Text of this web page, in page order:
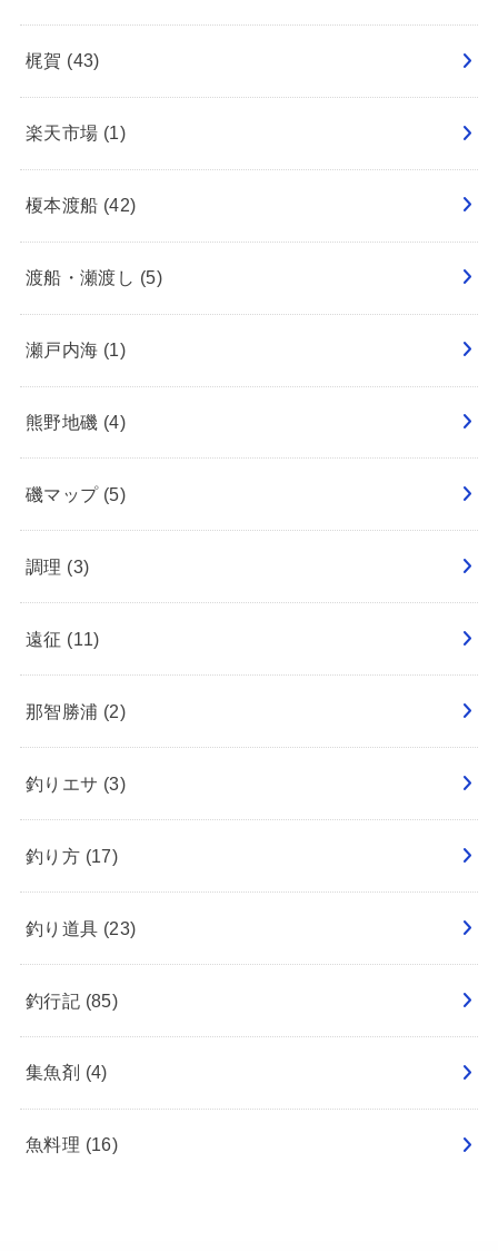
梶賀 (43)
楽天市場 (1)
榎本渡船 (42)
渡船・瀬渡し (5)
瀬戸内海 (1)
熊野地磯 (4)
磯マップ (5)
調理 (3)
遠征 (11)
那智勝浦 (2)
釣りエサ (3)
釣り方 (17)
釣り道具 (23)
釣行記 (85)
集魚剤 (4)
魚料理 (16)